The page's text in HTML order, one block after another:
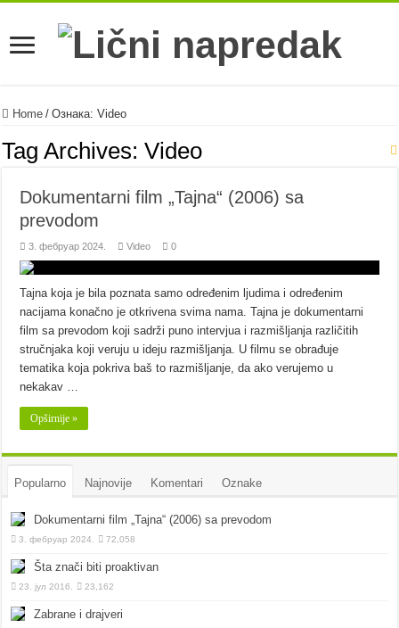
Home / Ознака:Video
Tag Archives:Video
Dokumentarni film „Tajna“ (2006) sa
prevodom
3. фебруар 2024. Video 0
Tajna koja je bila poznata samo određenim ljudima i određenim
nacijama konačno je otkrivena svima nama. Tajna je dokumentarni
film sa prevodom koji sadrži puno intervjua i razmišljanja različitih
stručnjaka koji veruju u ideju razmišljanja. U filmu se obrađuje
tematika koja pokriva baš to razmišljanje, da ako verujemo u
nekakav …
Opširnije »
Popularno Najnovije Komentari Oznake
Dokumentarni film „Tajna“ (2006) sa prevodom
3. фебруар 2024. 72,058
Šta znači biti proaktivan
23. јул 2016. 23,162
Zabrane i drajveri